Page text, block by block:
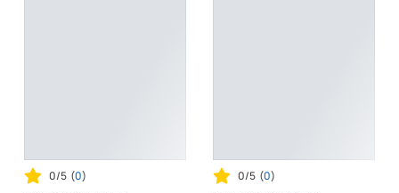
0/5 (0)
0/5 (0)